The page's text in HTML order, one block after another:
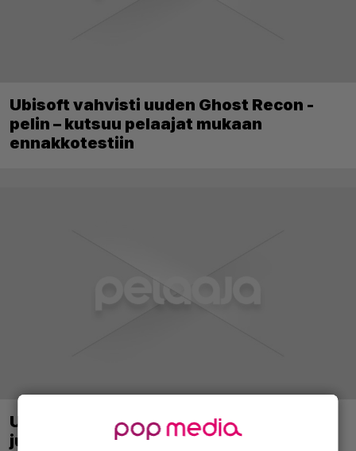
Ubisoft vahvisti uuden Ghost Recon -
pelin – kutsuu pelaajat mukaan
ennakkotestiin
Uraauurtava formulapeliklassikko
julkaistiin uudistettuna nykykonsoleille